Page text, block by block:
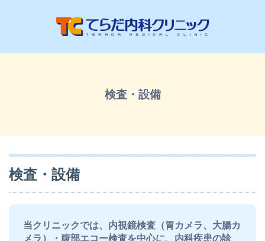
検査・設備
検査・設備
当クリニックでは、内視鏡検査（胃カメラ、大腸カ
メラ）・腹部エコー検査を中心に、内科疾患の診